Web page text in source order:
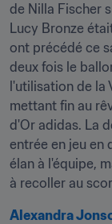
de Nilla Fischer
Lucy Bronze
ont précédé ce
deux fois le
l'utilisation de la
mettant fin au
d'Or adidas. La
entrée en jeu en
élan à l'équipe,
à recoller au
Alexandra